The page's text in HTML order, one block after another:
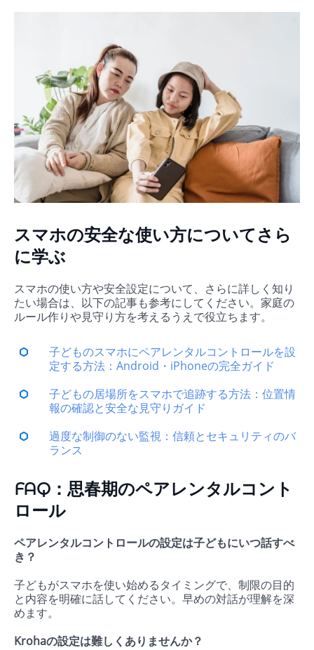
スマホの安全な使い方についてさら
に学ぶ
スマホの使い方や安全設定について、さらに詳しく知り
たい場合は、以下の記事も参考にしてください。家庭の
ルール作りや見守り方を考えるうえで役立ちます。
子どものスマホにペアレンタルコントロールを設
定する方法：Android・iPhoneの完全ガイド
子どもの居場所をスマホで追跡する方法：位置情
報の確認と安全な見守りガイド
過度な制御のない監視：信頼とセキュリティのバ
ランス
FAQ：思春期のペアレンタルコント
ロール
ペアレンタルコントロールの設定は子どもにいつ話すべ
き？
子どもがスマホを使い始めるタイミングで、制限の目的
と内容を明確に話してください。早めの対話が理解を深
めます。
Krohaの設定は難しくありませんか？